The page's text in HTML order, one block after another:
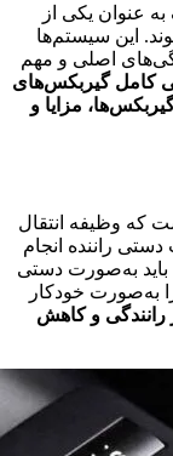
عنوان یکی از
این سیستم‌ها
اصلی و مهم
کامل گیربکس‌های
مزایا و
که وظیفه انتقال
راننده انجام
به‌صورت دستی
به‌صورت خودکار
رانندگی و کاهش